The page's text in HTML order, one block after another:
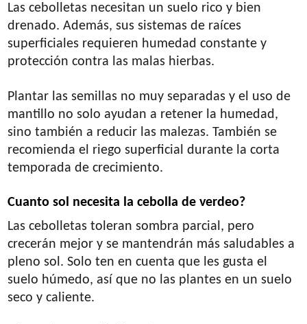
Las cebolletas necesitan un suelo rico y bien
drenado. Además, sus sistemas de raíces
superficiales requieren humedad constante y
protección contra las malas hierbas.
Plantar las semillas no muy separadas y el uso de
mantillo no solo ayudan a retener la humedad,
sino también a reducir las malezas. También se
recomienda el riego superficial durante la corta
temporada de crecimiento.
Cuanto sol necesita la cebolla de verdeo?
Las cebolletas toleran sombra parcial, pero
crecerán mejor y se mantendrán más saludables a
pleno sol. Solo ten en cuenta que les gusta el
suelo húmedo, así que no las plantes en un suelo
seco y caliente.